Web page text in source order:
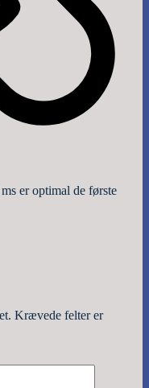
er optimal de første
Krævede felter er